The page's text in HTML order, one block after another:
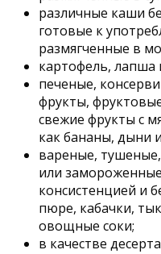
различные каши
готовые к
размягченные в
картофель, лапша
печеные,
фрукты,
свежие фрукты с
как бананы, дыни
вареные,
или
консистенцией и
пюре, кабачки,
овощные соки;
в качестве